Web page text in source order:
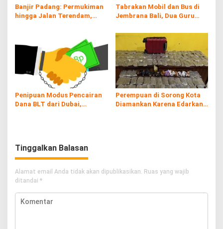
Banjir Padang: Permukiman
hingga Jalan Terendam,
Tabrakan Mobil dan Bus di
Jembrana Bali, Dua Guru
Penipuan Modus Pencairan
Dana BLT dari Dubai,
Perempuan di Sorong Kota
Diamankan Karena Edarkan
Tinggalkan Balasan
Alamat email Anda tidak akan dipublikasikan. Ruas yang wajib
ditandai *